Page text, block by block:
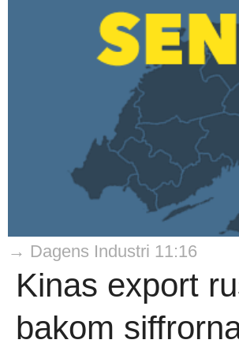
→ Dagens Industri 11:16
Kinas export
bakom